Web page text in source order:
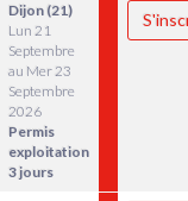
Dijon (21)
Lun 21
Septembre
au Mer 23
Septembre
2026
Permis
exploitation
3 jours